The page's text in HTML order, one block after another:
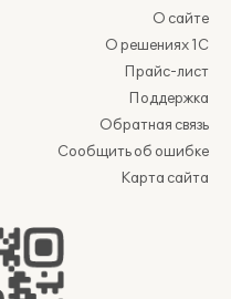
О сайте
О решениях 1С
Прайс-лист
Поддержка
Обратная связь
Сообщить об ошибке
Карта сайта